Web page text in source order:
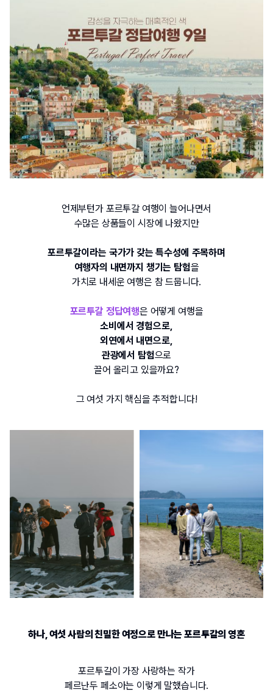
언제부턴가 포르투갈 여행이 늘어나면서
수많은 상품들이 시장에 나왔지만
포르투갈이라는 국가가 갖는 특수성에 주목하며
여행자의 내면까지 챙기는 탐험을
가치로 내세운 여행은 참 드뭅니다.
포르투갈 정답여행은 어떻게 여행을
소비에서 경험으로,
외연에서 내면으로,
관광에서 탐험으로
끌어 올리고 있을까요?
그 여섯 가지 핵심을 추적합니다!
하나 여섯 사람의 친밀한 여정으로 만나는 포르투갈의 영혼
포르투갈이 가장 사랑하는 작가
페르난두 페소아는 이렇게 말했습니다.